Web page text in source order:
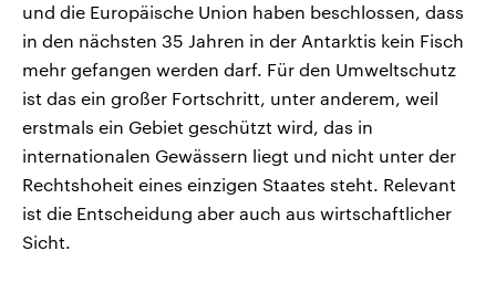
und die Europäische Union haben beschlossen, dass
in den nächsten 35 Jahren in der Antarktis kein Fisch
mehr gefangen werden darf. Für den Umweltschutz
ist das ein großer Fortschritt, unter anderem, weil
erstmals ein Gebiet geschützt wird, das in
internationalen Gewässern liegt und nicht unter der
Rechtshoheit eines einzigen Staates steht. Relevant
ist die Entscheidung aber auch aus wirtschaftlicher
Sicht.